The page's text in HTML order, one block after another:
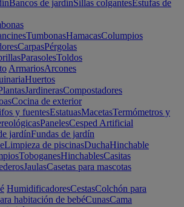
Bancos de jardínSillas colgantesEstufas de
TumbonasHamacasColumpios
CarpasPérgolas
ParasolesToldos
ArmariosArcones
Huertos
JardinerasCompostadores
Cocina de exterior
y fuentesEstatuasMacetasTermómetros y
PanelesCesped Artificial
jardínFundas de jardín
Limpieza de piscinasDuchaHinchable
ToboganesHinchablesCasitas
JaulasCasetas para mascotas
HumidificadoresCestasColchón para
habitación de bebéCunasCama